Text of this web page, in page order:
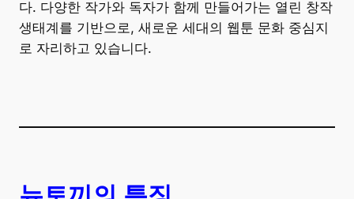
다. 다양한 작가와 독자가 함께 만들어가는 열린 창작
생태계를 기반으로, 새로운 세대의 웹툰 문화 중심지
로 자리하고 있습니다.